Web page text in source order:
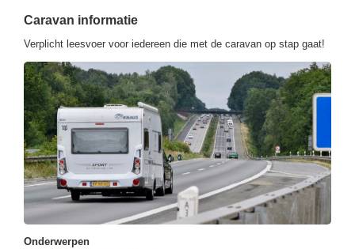
Caravan informatie
Verplicht leesvoer voor iedereen die met de caravan op stap gaat!
Onderwerpen